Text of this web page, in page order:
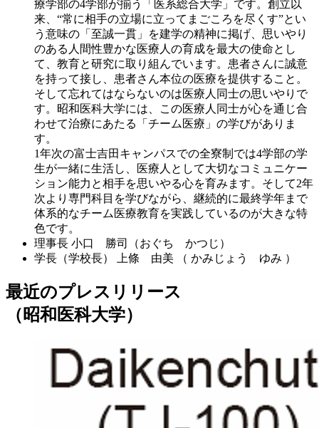
療学部の4学部が揃う「医系総合大学」です。創立以
来、“常に相手の立場に立ってまごころを尽くす”とい
う意味の「至誠一貫」を建学の精神に掲げ、思いやり
のある人間性豊かな医療人の育成を最大の使命とし
て、教育と研究に取り組んでいます。患者さんに誠意
を持って接し、患者さん本位の医療を提供すること。
そして忘れてはならないのは医療人同士の思いやりで
す。昭和医科大学には、この医療人同士が心を通じ合
わせて治療にあたる「チーム医療」の学びがありま
す。
1年次の富士吉田キャンパスでの全寮制では4学部の学
生が一緒に生活し、医療人として大切なコミュニケー
ション能力と相手を思いやる心を育みます。そして2年
次より専門科目を学びながら、継続的に最終学年まで
体系的なチーム医療教育を実践しているのが大きな特
色です。
理事長 小口 勝司（おぐち かつじ）
学長（学校長）
上條 由美 （ かみじょう ゆみ ）
最近のプレスリリース
（昭和医科大学）